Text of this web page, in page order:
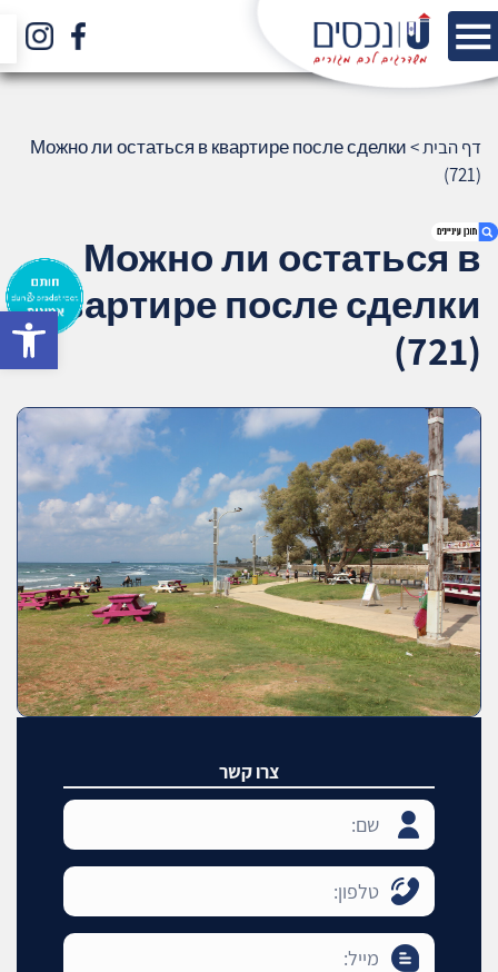
1. Можно ли остаться в квартире после
сделки (721)
3. שאלתם ? ענינו !
דף הבית>
Можно ли остаться в квартире после сделки
(721)
Можно ли остаться в
квартире после сделки
(721)
צרו קשר